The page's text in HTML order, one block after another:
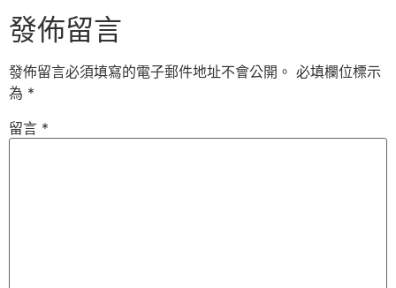
發佈留言
發佈留言必須填寫的電子郵件地址不會公開。 必填欄位標示
為 *
留言 *